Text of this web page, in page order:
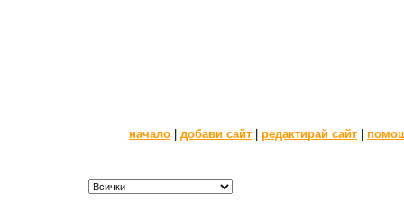
начало добави сайт редактирай сайт